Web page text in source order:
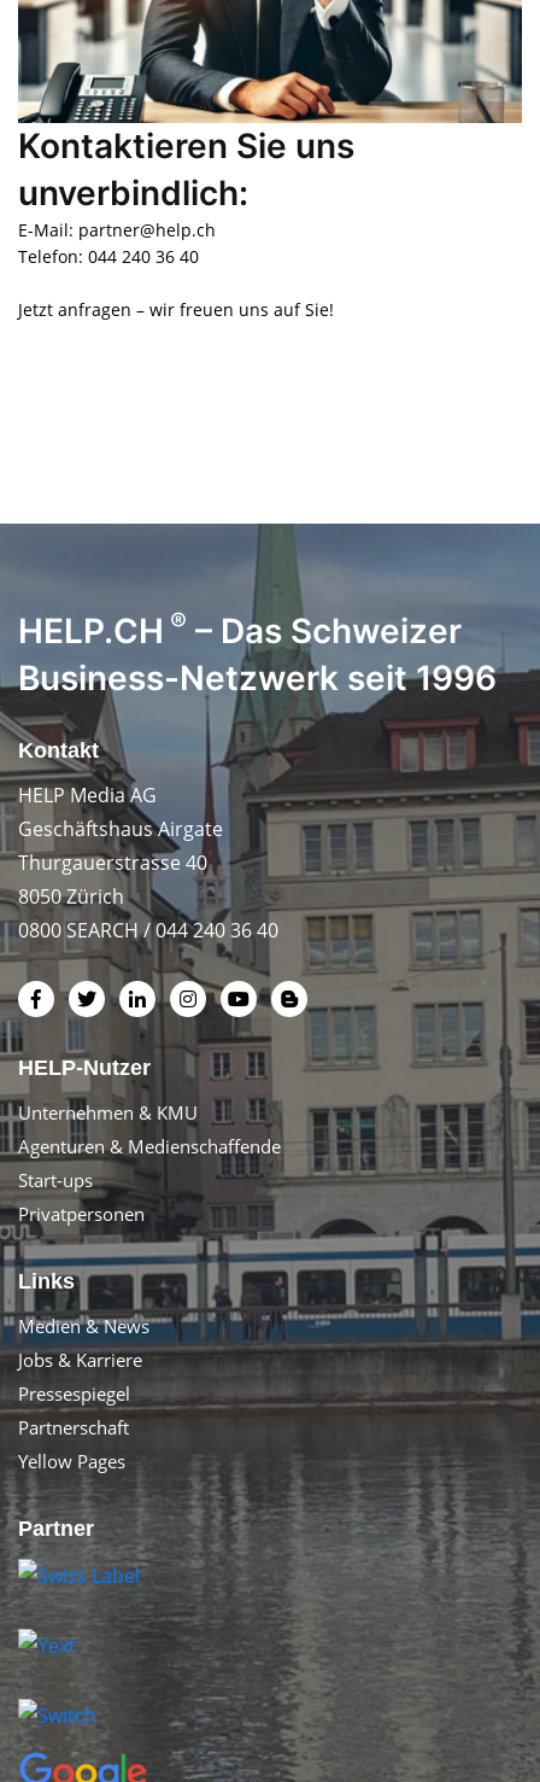
Kontaktieren Sie uns
unverbindlich:
E-Mail: partner@help.ch
Telefon: 044 240 36 40
Jetzt anfragen – wir freuen uns auf Sie!
HELP.CH ® – Das Schweizer
Business-Netzwerk seit 1996
Kontakt
HELP Media AG
Geschäftshaus Airgate
Thurgauerstrasse 40
8050 Zürich
0800 SEARCH / 044 240 36 40
HELP-Nutzer
Unternehmen & KMU
Agenturen & Medienschaffende
Start-ups
Privatpersonen
Links
Medien & News
Jobs & Karriere
Pressespiegel
Partnerschaft
Yellow Pages
Partner